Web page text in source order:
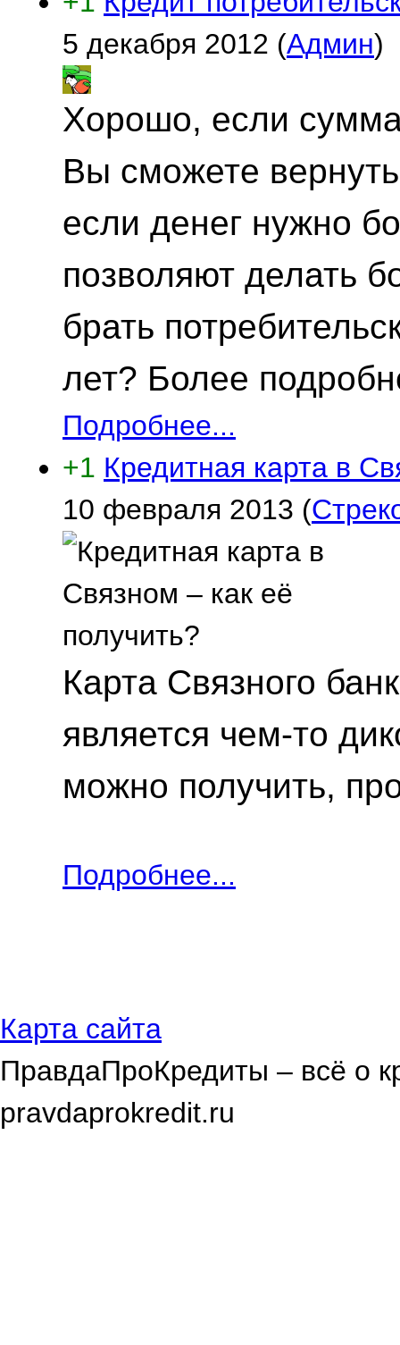
5 декабря 2012 (Админ)
Хорошо, если
Вы сможете
если денег нужно
позволяют делать
брать
лет? Более
Подробнее...
+1 Кредитная карта в
10 февраля 2013 (
Карта Связного
является чем-то
можно получить,
Подробнее...
Карта сайта
ПравдаПроКредиты – всё о
pravdaprokredit.ru